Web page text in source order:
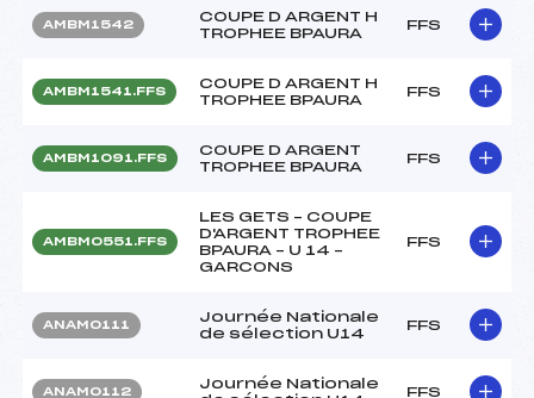
AMBM1542
COUPE D ARGENT H
TROPHEE BPAURA
FFS
AMBM1541.FFS
COUPE D ARGENT H
TROPHEE BPAURA
FFS
AMBM1091.FFS
COUPE D ARGENT
TROPHEE BPAURA
FFS
AMBM0551.FFS
LES GETS – COUPE
D'ARGENT TROPHEE
BPAURA – U 14 –
GARCONS
FFS
ANAM0111
Journée Nationale
de sélection U14
FFS
ANAM0112
Journée Nationale
FFS